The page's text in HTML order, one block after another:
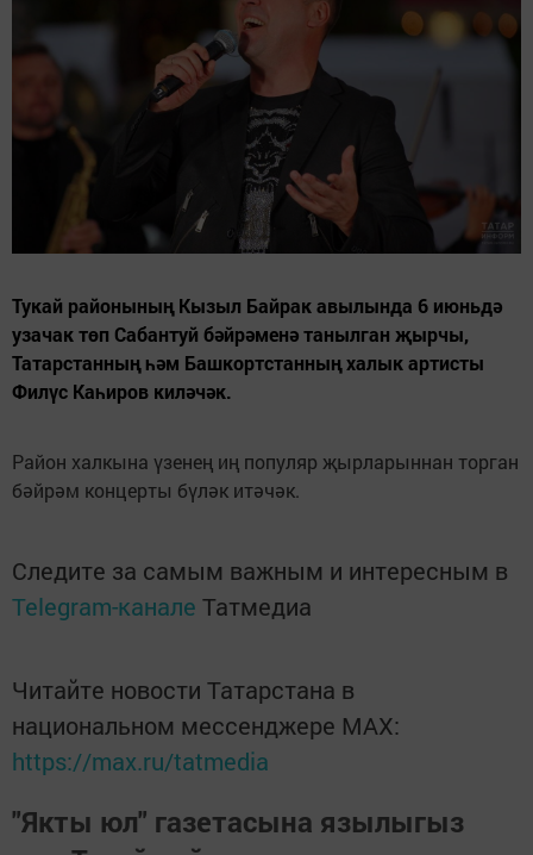
Тукай районының Кызыл Байрак авылында 6 июньдә
узачак төп Сабантуй бәйрәменә танылган җырчы,
Татарстанның һәм Башкортстанның халык артисты
Филүс Каһиров киләчәк.
Район халкына үзенең иң популяр җырларыннан торган
бәйрәм концерты бүләк итәчәк.
Следите за самым важным и интересным в
Telegram-канале Татмедиа
Читайте новости Татарстана в
национальном мессенджере MАХ:
https://max.ru/tatmedia
"Якты юл" газетасына язылыгыз